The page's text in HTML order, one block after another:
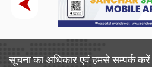
सूचना का अधिकार एवं हमसे सम्‍पर्क करें